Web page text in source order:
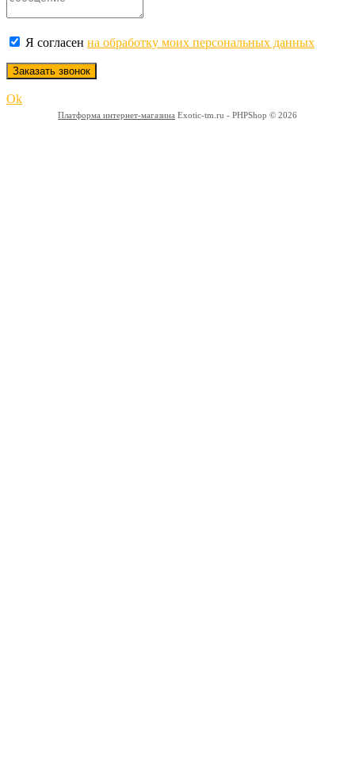
Я согласен на обработку моих персональных данных
Заказать звонок
Ok
Платформа интернет-магазина Exotic-tm.ru - PHPShop © 2026